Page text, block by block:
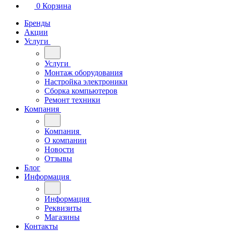
0 Корзина
Бренды
Акции
Услуги
Услуги
Монтаж оборудования
Настройка электроники
Сборка компьютеров
Ремонт техники
Компания
Компания
О компании
Новости
Отзывы
Блог
Информация
Информация
Реквизиты
Магазины
Контакты